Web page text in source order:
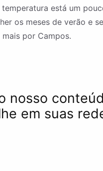
está um
os meses de verão e se
por Campos.
nosso
em suas